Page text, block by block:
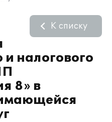
и налогового
8» в
К списку